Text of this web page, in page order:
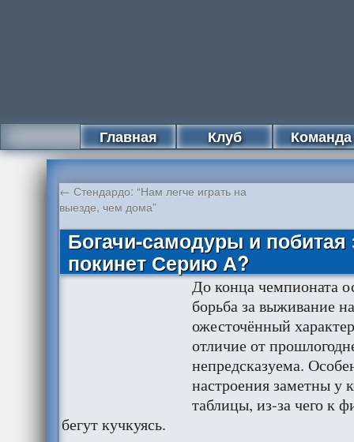
Главная Клуб Команда
← Стендардо: “Нам легче играть на
выезде, чем дома”
Богачи-самодуры и побитая
покинет Серию А?
До конца чемпионата
борьба за выживание
ожесточённый
отличие от
непредсказуема.
настроения заметны у
таблицы, из-за чего к
бегут кучкуясь.